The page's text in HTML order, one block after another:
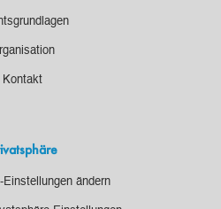
Kontakt
Einstellungen ändern